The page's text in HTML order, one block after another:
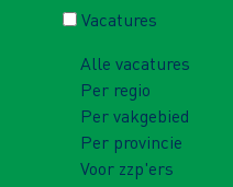
Vacatures
Alle vacatures
Per regio
Per vakgebied
Per provincie
Voor zzp'ers